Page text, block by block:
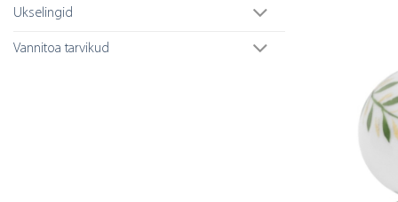
Ukselingid
Vannitoa tarvikud